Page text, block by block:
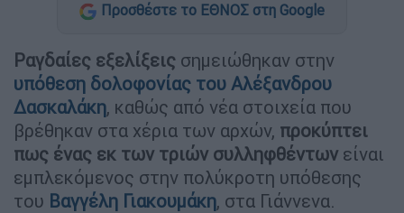
Προσθέστε το ΕΘΝΟΣ στη Google
Ραγδαίες εξελίξεις σημειώθηκαν στην
υπόθεση δολοφονίας του Αλέξανδρου
Δασκαλάκη, καθώς από νέα στοιχεία που
βρέθηκαν στα χέρια των αρχών, προκύπτει
πως ένας εκ των τριών συλληφθέντων είναι
εμπλεκόμενος στην πολύκροτη υπόθεσης
του Βαγγέλη Γιακουμάκη, στα Γιάννενα.